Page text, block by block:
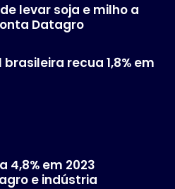
levar soja e milho a
Datagro
recua 1,8% em
4,8% em 2023
e indústria